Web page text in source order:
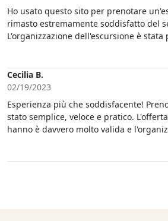
Ho usato questo sito per prenotare
rimasto estremamente soddisfatto del
L'organizzazione dell'escursione è
necessario fornito dalla guida,
un ottimo lavoro anche nel tenere il
Ritengo che il valore offerto sia stato
vivamente a chiunque sia alla ricerca
questo genere.
Cecilia B.
02/19/2023
Esperienza più che soddisfacente!
stato semplice, veloce e pratico.
hanno è davvero molto valida e
impeccabile.La guida che ci ha